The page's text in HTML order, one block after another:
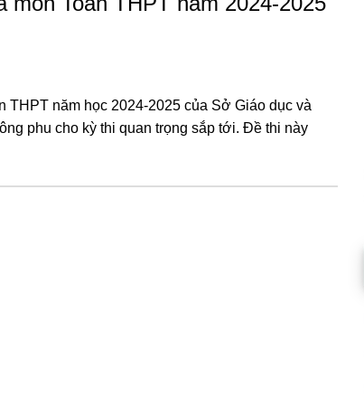
THPT năm học 2024-2025 của Sở Giáo dục và
phu cho kỳ thi quan trọng sắp tới. Đề thi này